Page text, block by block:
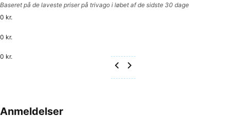
Baseret på de laveste priser på trivago i løbet af de sidste 30 dage
0 kr.
0 kr.
0 kr.
Anmeldelser